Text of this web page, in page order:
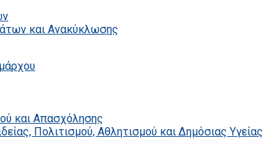
και Ανακύκλωσης
και Απασχόλησης
Πολιτισμού, Αθλητισμού και Δημόσιας Υγείας